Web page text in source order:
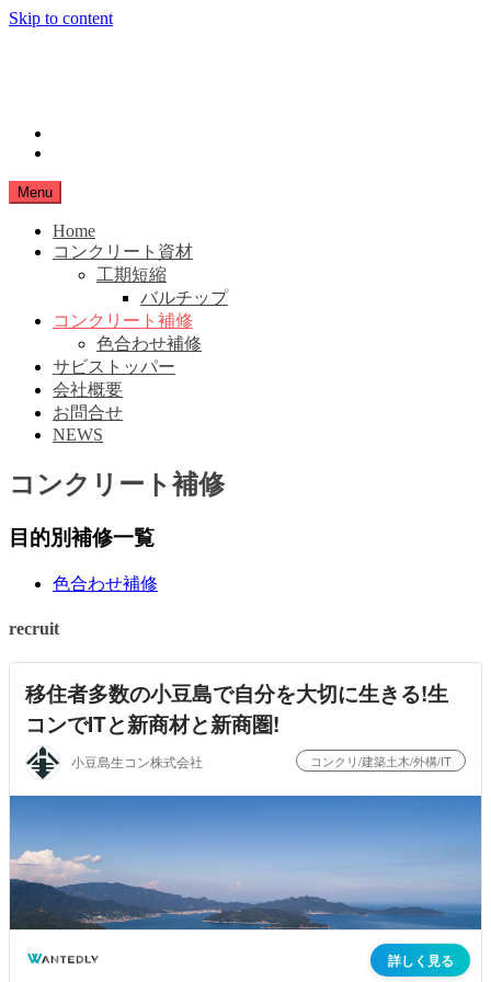
Skip to content
Menu
Home
コンクリート資材
工期短縮
バルチップ
コンクリート補修
色合わせ補修
サビストッパー
会社概要
お問合せ
NEWS
コンクリート補修
目的別補修一覧
色合わせ補修
recruit